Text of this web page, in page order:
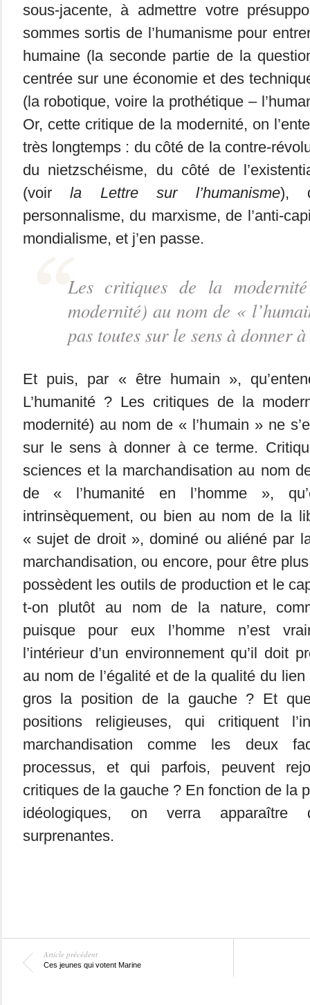
sous-jacente, à admettre votre
sommes sortis de l’humanisme pour
humaine (la seconde partie de la
centrée sur une économie et des
(la robotique, voire la prothétique –
Or, cette critique de la modernité, on
très longtemps : du côté de la contre-
du nietzschéisme, du côté de
(voirla Lettre sur l’humanisme),
personnalisme, du marxisme, de l’anti-
mondialisme, et j’en passe.
Les critiques de la
modernité) au nom de «
pas toutes sur le sens à donner
Et puis, par « être humain »,
L’humanité ? Les critiques de la
modernité) au nom de « l’humain » ne
sur le sens à donner à ce terme.
sciences et la marchandisation au nom
de « l’humanité en l’homme »,
intrinsèquement, ou bien au nom de la
« sujet de droit », dominé ou aliéné par
marchandisation, ou encore, pour être
possèdent les outils de production et le
t-on plutôt au nom de la nature,
puisque pour eux l’homme n’est
l’intérieur d’un environnement qu’il doit
au nom de l’égalité et de la qualité du
gros la position de la gauche ? Et
positions religieuses, qui critiquent
marchandisation comme les deux
processus, et qui parfois, peuvent
critiques de la gauche ? En fonction de la
idéologiques, on verra apparaître
surprenantes.
Article précédent
Ces jeunes qui votent Marine